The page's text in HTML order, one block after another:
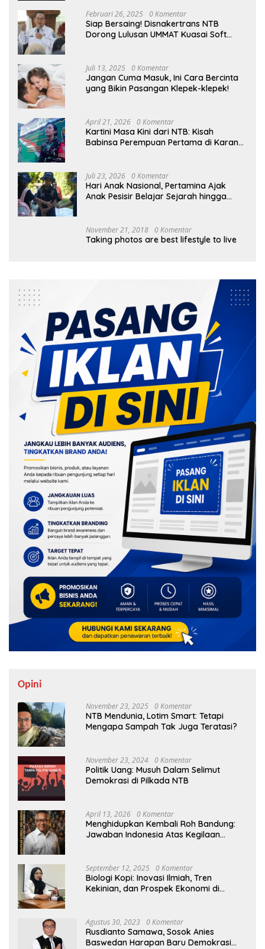
Februari 26, 2025 0 Komentar
Siap Bersaing! Disnakertrans NTB
Dorong Lulusan UMMAT Kuasai Soft
Juli 13, 2025 0 Komentar
Jangan Cuma Masuk, Ini Cara Bercinta
yang Bikin Pasangan Klepek-klepek!
April 21, 2026 0 Komentar
Kartini Masa Kini dari NTB: Kisah
Babinsa Perempuan Pertama di Karang
Juli 23, 2026 0 Komentar
Hari Anak Nasional, Pertamina Ajak
Anak Pesisir Belajar Sejarah hingga
November 21, 2018 0 Komentar
Taking photos are best lifestyle to live
Opini
November 23, 2025 0 Komentar
NTB Mendunia, Lotim Smart: Tetapi
Mengapa Sampah Tak Juga Teratasi?
November 23, 2024 0 Komentar
Politik Uang: Musuh Dalam Selimut
Demokrasi di Pilkada NTB
April 13, 2026 0 Komentar
Menghidupkan Kembali Roh Bandung:
Jawaban Indonesia Atas Kegilaan
September 12, 2025 0 Komentar
Biologi Kopi: Inovasi Ilmiah, Tren
Kekinian, dan Prospek Ekonomi di
Agustus 30, 2023 0 Komentar
Rusdianto Samawa, Sosok Anies
Baswedan Harapan Baru Demokrasi